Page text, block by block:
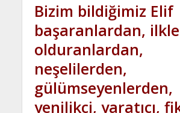
Bizim bildiğimiz Elif
başaranlardan,
olduranlardan,
neşelilerden,
gülümseyenlerden,
yenilikçi, yaratıcı,